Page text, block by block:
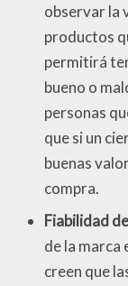
observar la
productos
permitirá
bueno o
personas
que si un
buenas
compra.
Fiabilidad
de la marca
creen que